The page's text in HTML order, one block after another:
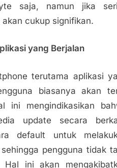
saja, namun jika
cukup signifikan.
yang Berjalan
terutama aplikasi
biasanya akan
ini mengindikasikan
update secara
default untuk
pengguna tidak
ini akan